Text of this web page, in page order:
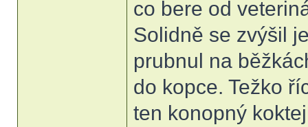
co bere od
Solidně se zvýšil
prubnul na
do kopce. Težko
ten konopný